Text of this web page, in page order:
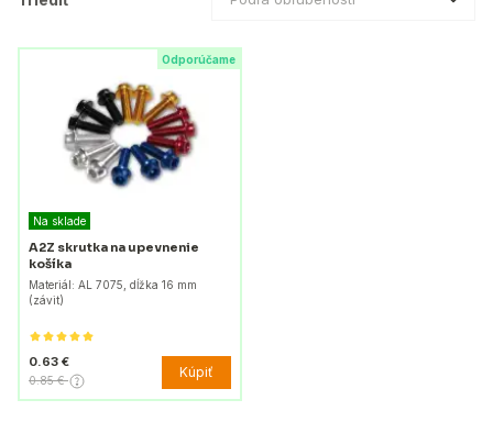
Odporúčame
Na sklade
A2Z skrutka na upevnenie
košíka
Materiál: AL 7075, dĺžka 16 mm
(závit)
0.63 €
0.85 € Kúpiť